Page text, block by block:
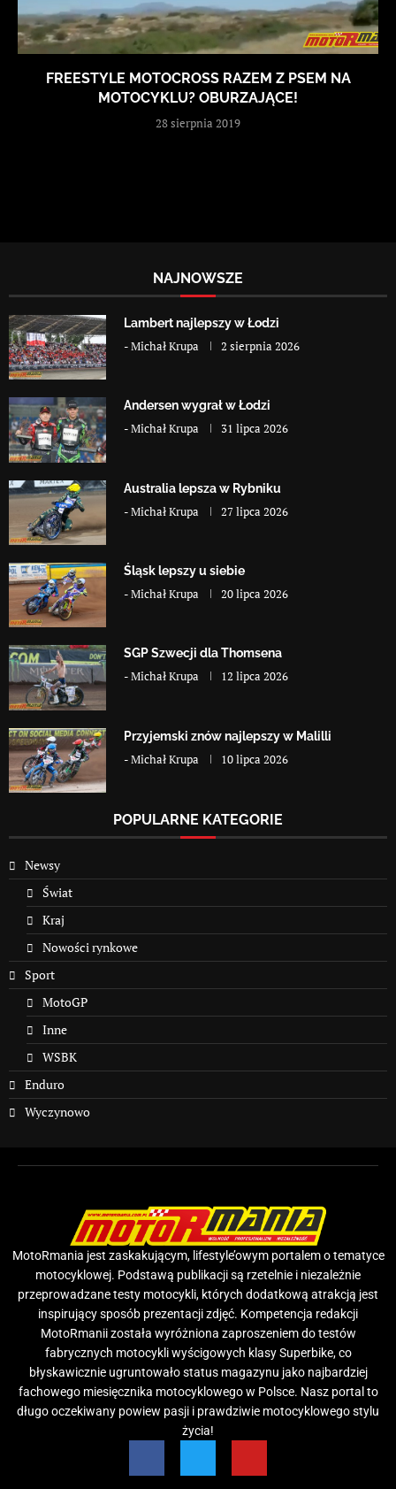
FREESTYLE MOTOCROSS RAZEM Z PSEM NA
MOTOCYKLU? OBURZAJĄCE!
28 sierpnia 2019
NAJNOWSZE
Lambert najlepszy w Łodzi
-Michał Krupa 2 sierpnia 2026
Andersen wygrał w Łodzi
-Michał Krupa 31 lipca 2026
Australia lepsza w Rybniku
-Michał Krupa 27 lipca 2026
Śląsk lepszy u siebie
-Michał Krupa 20 lipca 2026
SGP Szwecji dla Thomsena
-Michał Krupa 12 lipca 2026
Przyjemski znów najlepszy w Malilli
-Michał Krupa 10 lipca 2026
POPULARNE KATEGORIE
Newsy
Świat
Kraj
Nowości rynkowe
Sport
MotoGP
Inne
WSBK
Enduro
Wyczynowo
MotoRmania jest zaskakującym, lifestyle’owym portalem o tematyce
motocyklowej. Podstawą publikacji są rzetelnie i niezależnie
przeprowadzane testy motocykli, których dodatkową atrakcją jest
inspirujący sposób prezentacji zdjęć. Kompetencja redakcji
MotoRmanii została wyróżniona zaproszeniem do testów
fabrycznych motocykli wyścigowych klasy Superbike, co
błyskawicznie ugruntowało status magazynu jako najbardziej
fachowego miesięcznika motocyklowego w Polsce. Nasz portal to
długo oczekiwany powiew pasji i prawdziwie motocyklowego stylu
życia!